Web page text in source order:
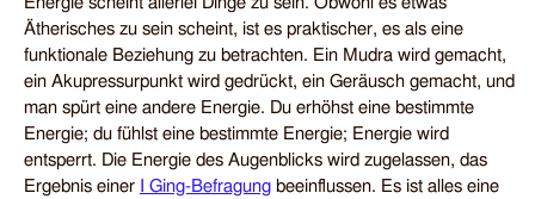
Ätherisches zu sein scheint, ist es praktischer, es als eine
funktionale Beziehung zu betrachten. Ein Mudra wird gemacht,
ein Akupressur­punkt wird gedrückt, ein Geräusch gemacht, und
man spürt eine andere Energie. Du erhöhst eine bestimmte
Energie; du fühlst eine bestimmte Energie; Energie wird
entsperrt. Die Energie des Augen­blicks wird zu­ge­lassen, das
Ergebnis einer
I Ging-Befragung be­ein­flussen. Es ist alles eine